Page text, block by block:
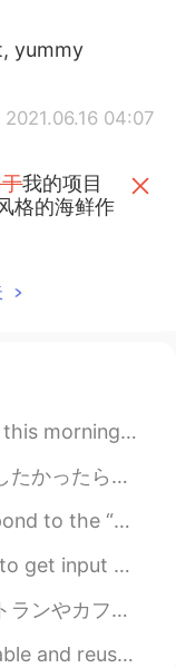
yummy
2021.06.16 04:07
我的项目
格的海鲜作
风格的海鲜
2021.06.16 04:01
right outside of LA :) s...
out loud 意味→笑笑笑、www 2. OMG → ...
you? I’m well I’m okay I...
Although reading i...
緒に住んでいた時も、寒い時でも氷水を飲んでいます。 ...
in case they're needed. ...